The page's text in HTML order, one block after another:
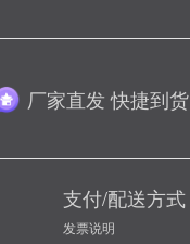
厂家直发 快捷到货
支付/配送方式
发票说明